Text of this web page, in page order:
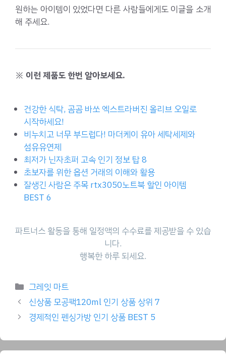
원하는 아이템이 있었다면 다른 사람들에게도 이글을 소개
해 주세요.
※ 이런 제품도 한번 알아보세요.
건강한 식탁, 곰곰 바쏘 엑스트라버진 올리브 오일로
시작하세요!
비누치고 너무 부드럽다! 마더케이 유아 세탁세제와
섬유유연제
최저가 닌자초퍼 고속 인기 정보 탑 8
초보자를 위한 옵션 거래의 이해와 활용
잘생긴 사람은 주목 rtx3050노트북 할인 아이템
BEST 6
파트너스 활동을 통해 일정액의 수수료를 제공받을 수 있습
니다.
행복한 하루 되세요.
Categories
그레잇 마트
신상품 모공팩120ml 인기 상품 상위 7
경제적인 펜싱가방 인기 상품 BEST 5